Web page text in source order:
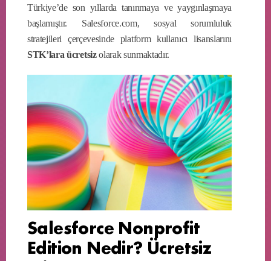
Türkiye’de son yıllarda tanınmaya ve yaygınlaşmaya
başlamıştır. Salesforce.com, sosyal sorumluluk
stratejileri çerçevesinde platform kullanıcı lisanslarını
STK’lara ücretsizolarak sunmaktadır.
Salesforce Nonprofit
Edition Nedir? Ücretsiz